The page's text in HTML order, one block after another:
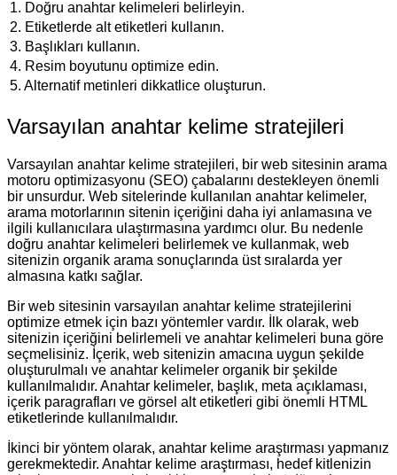
1. Doğru anahtar kelimeleri belirleyin.
2. Etiketlerde alt etiketleri kullanın.
3. Başlıkları kullanın.
4. Resim boyutunu optimize edin.
5. Alternatif metinleri dikkatlice oluşturun.
Varsayılan anahtar kelime stratejileri
Varsayılan anahtar kelime stratejileri, bir web sitesinin arama
motoru optimizasyonu (SEO) çabalarını destekleyen önemli
bir unsurdur. Web sitelerinde kullanılan anahtar kelimeler,
arama motorlarının sitenin içeriğini daha iyi anlamasına ve
ilgili kullanıcılara ulaştırmasına yardımcı olur. Bu nedenle
doğru anahtar kelimeleri belirlemek ve kullanmak, web
sitenizin organik arama sonuçlarında üst sıralarda yer
almasına katkı sağlar.
Bir web sitesinin varsayılan anahtar kelime stratejilerini
optimize etmek için bazı yöntemler vardır. İlk olarak, web
sitenizin içeriğini belirlemeli ve anahtar kelimeleri buna göre
seçmelisiniz. İçerik, web sitenizin amacına uygun şekilde
oluşturulmalı ve anahtar kelimeler organik bir şekilde
kullanılmalıdır. Anahtar kelimeler, başlık, meta açıklaması,
içerik paragrafları ve görsel alt etiketleri gibi önemli HTML
etiketlerinde kullanılmalıdır.
İkinci bir yöntem olarak, anahtar kelime araştırması yapmanız
gerekmektedir. Anahtar kelime araştırması, hedef kitlenizin